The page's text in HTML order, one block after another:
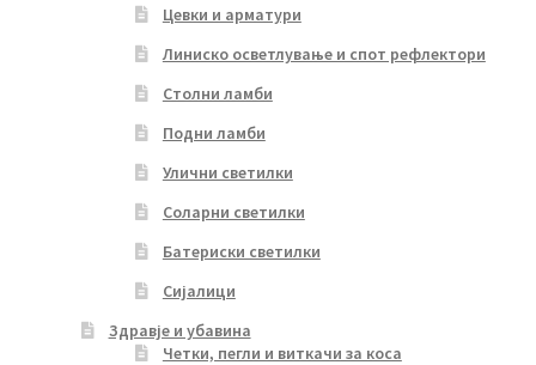
Цевки и арматури
Линиско осветлување и спот рефлектори
Столни ламби
Подни ламби
Улични светилки
Соларни светилки
Батериски светилки
Сијалици
Здравје и убавина
Четки, пегли и виткачи за коса